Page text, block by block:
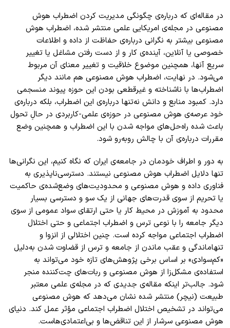
در مقاله‌ای که درباره‌ی چگونگی مدیریت کردن اضطراب هوش
مصنوعی در مجله‌ی امریکایی علمی منتشر شده، اضطراب هوش
مصنوعی بیشتر به نگرانی درباره‌ی حفاظت از داده و اطلاعات
خصوصی یا آنلاین، آینده‌ی کار و از دست رفتن مشاغل یا تغییر
سریع آنها، همچنین موضوع خلاقیت و تغییر معنای آن مربوط
می‌شود. در نهایت، اضطراب هوش مصنوعی هم مانند دیگر
اضطراب‌ها با ناشناخته و غیرقطعی بودن این حوزه پیوند منسجمی
دارد. کمبود منابع و دانش نه‌تنها درباره‌ی این اضطراب، بلکه درباره‌ی
خود عرصه‌ی هوش مصنوعی در حوزه‌ی علمی-کاربردی در حالِ تحول
باعث شده راه‌حل‌های مواجه شدن با این اضطراب و همچنین وضع
مقررات درباره‌ی آن با چالش روبه‌رو شود.
به دور و اطراف خودمان در جامعه‌ی ایران که نگاه کنیم، این نگرانی‌ها
تنها دلایل اضطراب هوش مصنوعی نیستند. دسترسی‌ناپذیری به
فناوری داده و هوش مصنوعی و محدودیت‌های وضع‌شده‌ی حاکمیت
یا تحریم از سوی قدرت‌های جهانی از یک سو و دسترسی بسیار
محدود به آموزش در محیط کار یا حتی ارتقای سواد عمومی از سوی
دیگر جامعه را با نوعی ترس و اضطراب اجتماعی و حتی اختلال
اضطراب اجتماعی مواجه کرده است. چنین اختلالی از انزوا و
تنهاماندگی و عقب ماندن از جامعه و ترس از قضاوت شدن به‌دلیل
«کم‌سوادی» بر اساس برخی پژوهش‌های تازه خود می‌تواند به
استفاده‌ی مشکل‌زا از هوش مصنوعی و ربات‌های چت‌کننده منجر
شود. جالب‌تر اینکه مقاله‌ی جدیدی که در مجله‌ی علمی معتبر
طبیعت (نیچر) منتشر شده نشان می‌دهد که هوش مصنوعی
می‌تواند در تشخیص اختلال اضطراب اجتماعی مؤثر عمل کند. دنیای
هوش مصنوعی سرشار از این تناقض‌ها و بی‌اعتمادی‌هاست.